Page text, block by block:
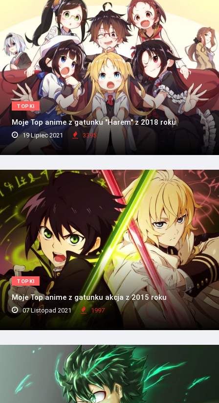
TOPKI
Moje Top anime z gatunku "Harem" z 2018 roku
19 Lipiec 2021 3395
TOPKI
Moje Top anime z gatunku akcja z 2015 roku
07 Listopad 2021 1997